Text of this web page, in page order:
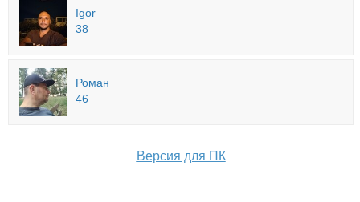
Igor
38
Роман
46
Версия для ПК